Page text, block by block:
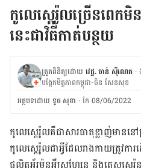
កូលេស្តេរ៉ូលច្រើនពេក
នេះជាវិធីកាត់បន្ថយ
ត្រួតពិនិត្យដោយ វេជ្ជ. ចាន់ ស៊ីណេត ·
បង្អែកមិត្តភាពកម្ពុជា-ចិន សែនសុខ
អត្ថបទ​ដោយ ទូច សុខា ·កែ 08/06/2022
កូលេស្តេរ៉ូល​គឺ​ជា​សារធាតុ​ខ្លាញ់​មាន​
កូលេស្តេរ៉ូល​ជា​អ្វី​ដែល​រាង​កាយ​ត្រូវ​ក